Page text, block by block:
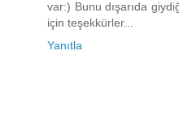
var:) Bunu dışarıda
için teşekkürler...
Yanıtla